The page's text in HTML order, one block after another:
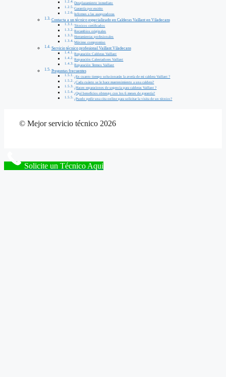
Desplazamiento inmediato
Garantía por escrito
Informes a las aseguradoras
Contacta a un técnico especializado en Calderas Vaillant en Viladecans
Técnicos certificados
Recambios originales
Herramientas profesionales
Máximo compromiso
Servicio técnico profesional Vaillant Viladecans
Reparación Calderas Vaillant
Reparación Calentadores Vaillant
Reparación Termos Vaillant
Preguntas frecuentes
¿En cuanto tiempo solucionarán la avería de mi caldera Vaillant ?
¿Cada cuánto se le hace mantenimiento a una caldera?
¿Hacen reparaciones de urgencia para calderas Vaillant ?
¿Qué beneficios obtengo con los 6 meses de garantía?
¿Puedo pedir una cita online para solicitar la visita de un técnico?
© Mejor servicio técnico 2026
Solicite un Técnico Aqui